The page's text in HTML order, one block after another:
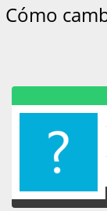
Cómo